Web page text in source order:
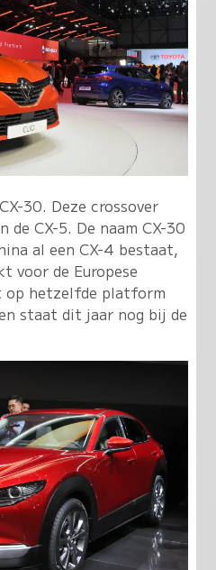
30. Deze crossover
de CX-5. De naam CX-30
al een CX-4 bestaat,
voor de Europese
op hetzelfde platform
staat dit jaar nog bij de